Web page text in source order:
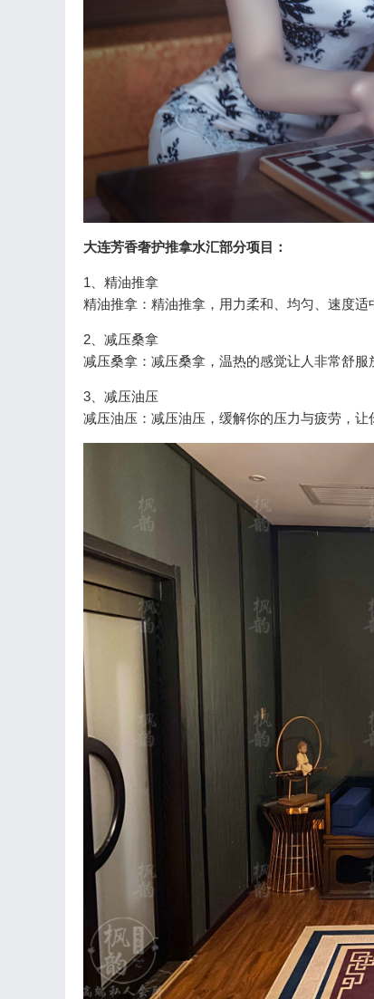
大连芳香奢护推拿水汇部分项目：
1、精油推拿
精油推拿：精油推拿，用力柔和、均匀、速度
2、减压桑拿
减压桑拿：减压桑拿，温热的感觉让人非常舒
3、减压油压
减压油压：减压油压，缓解你的压力与疲劳，让